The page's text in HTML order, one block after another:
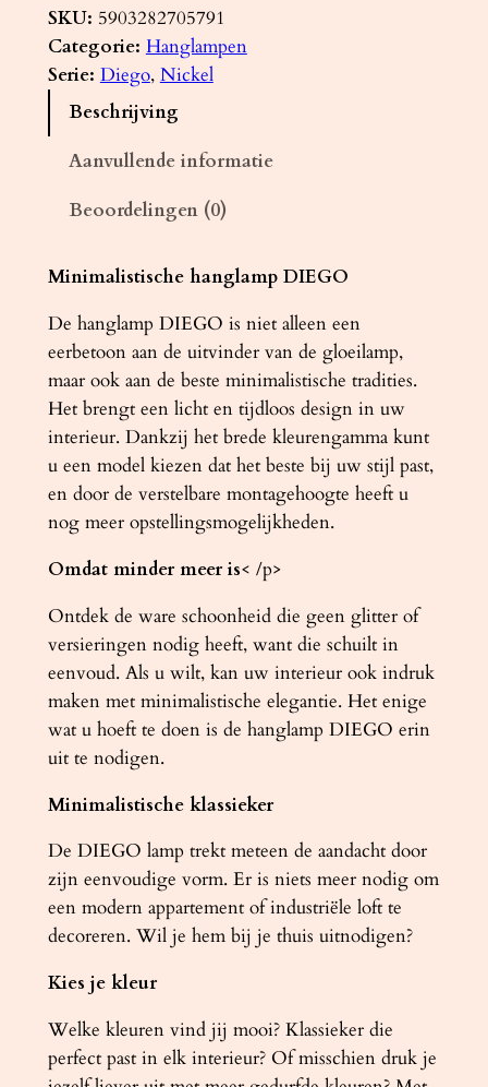
n
g
l
G
5
g
e
e
l
a
a
n
a
l
SKU: 5903282705791
Categorie: Hanglampen
Serie: Diego, Nickel
Beschrijving
Aanvullende informatie
Beoordelingen (0)
Minimalistische hanglamp DIEGO
De hanglamp DIEGO is niet alleen een
eerbetoon aan de uitvinder van de gloeilamp,
maar ook aan de beste minimalistische tradities.
Het brengt een licht en tijdloos design in uw
interieur. Dankzij het brede kleurengamma kunt
u een model kiezen dat het beste bij uw stijl past,
en door de verstelbare montagehoogte heeft u
nog meer opstellingsmogelijkheden.
Omdat minder meer is< /p>
Ontdek de ware schoonheid die geen glitter of
versieringen nodig heeft, want die schuilt in
eenvoud. Als u wilt, kan uw interieur ook indruk
maken met minimalistische elegantie. Het enige
wat u hoeft te doen is de hanglamp DIEGO erin
uit te nodigen.
Minimalistische klassieker
De DIEGO lamp trekt meteen de aandacht door
zijn eenvoudige vorm. Er is niets meer nodig om
een ​​modern appartement of industriële loft te
decoreren. Wil je hem bij je thuis uitnodigen?
Kies je kleur
Welke kleuren vind jij mooi? Klassieker die
perfect past in elk interieur? Of misschien druk je